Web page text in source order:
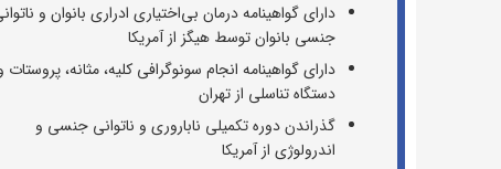
دارای گواهینامه درمان بی‌اختیاری ادراری بانوان و
جنسی بانوان توسط هیگز از آمریکا
دارای گواهینامه انجام سونوگرافی کلیه، مثانه، پروستات
دستگاه تناسلی از تهران
گذراندن دوره تکمیلی ناباروری و ناتوانی جنسی و
اندرولوژی از آمریکا